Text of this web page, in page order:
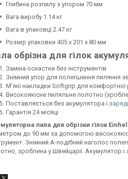
Глибина розпилу з упором 70 мм
Вага виробу 1.14 кг
Вага в упаковці 2.47 кг
Розмір упаковки 405 x 201 x 80 мм
обрізна для гілок
Заміна оснастки без інструментів
Знімний упор для полегшення пиляння
М'які накладки Softgrip для комфортної
Високоякісне пиляльне полотно
Поставляється без акумулятора і
Гарантія 24 місяці
пила для обрізки гілок
до 90 мм за допомогою
Знімний А-подібний наголос
зроблена у Швейцарії. Акумулятор